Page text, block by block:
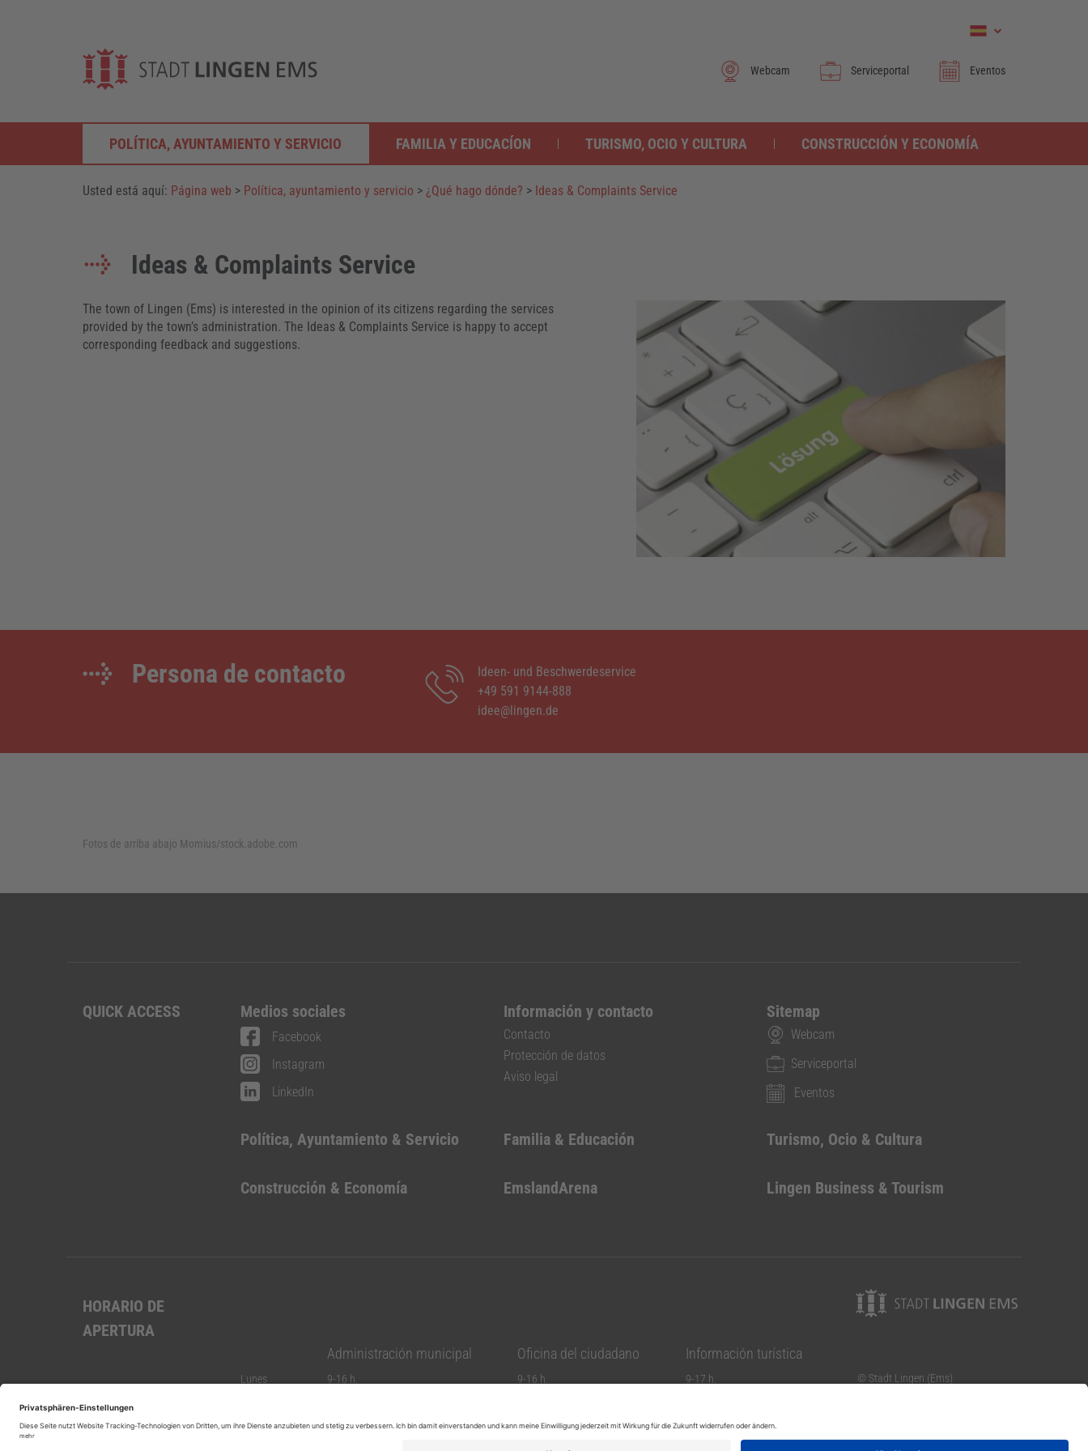
Webcam Serviceportal Eventos
POLÍTICA, AYUNTAMIENTO Y SERVICIO FAMILIA Y EDUCACÍON TURISMO, OCIO Y CULTURA CONSTRUCCIÓN Y ECONOMÍA
Usted está aquí: Página web > Política, ayuntamiento y servicio > ¿Qué hago dónde? > Ideas & Complaints Service
Ideas & Complaints Service
The town of Lingen (Ems) is interested in the opinion of its citizens regarding the services
provided by the town’s administration. The Ideas & Complaints Service is happy to accept
corresponding feedback and suggestions.
Persona de contacto
Ideen- und Beschwerdeservice
+49 591 9144-888
idee@lingen.de
Fotos de arriba abajo Momius/stock.adobe.com
QUICK ACCESS Medios sociales
Facebook
Instagram
LinkedIn
Información y contacto
Contacto
Protección de datos
Aviso legal
Sitemap
Webcam
Serviceportal
Eventos
Política, Ayuntamiento & Servicio Familia & Educación Turismo, Ocio & Cultura
Construcción & Economía EmslandArena Lingen Business & Tourism
HORARIO DE
APERTURA
Lunes
Viernes
Administración municipal
9-16 h.
9-12:30 h.
Oficina del ciudadano
9-16 h.
9-12:30 h.
Información turística
9-17 h.
9-16 h. (9-13 h.enero-marzo)
© Stadt Lingen (Ems)
correo electrónico: info@lingen.de